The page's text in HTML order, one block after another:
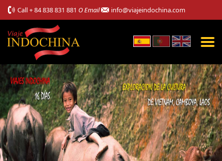
Call+ 84 838 831 881 O Email info@viajeindochina.com